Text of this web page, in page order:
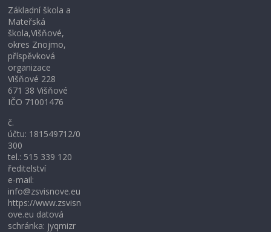
Základní škola a
Mateřská
škola,Višňové,
okres Znojmo,
příspěvková
organizace
Višňové 228
671 38 Višňové
IČO 71001476
č.
účtu: 181549712/0
300
tel.: 515 339 120
ředitelství
e-mail:
info@zsvisnove.eu
https://www.zsvisn
ove.eu datová
schránka: jyqmizr